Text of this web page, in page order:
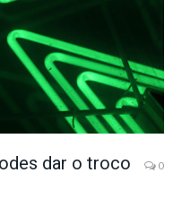
dar o troco
0